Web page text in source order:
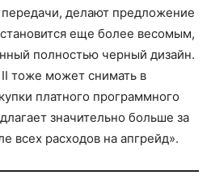
делают предложение
еще более весомым,
полностью черный дизайн.
тоже может снимать в
платного программного
значительно больше за
всех расходов на апгрейд».